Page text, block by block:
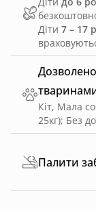
Кіт, Мала
25кг); Без
Діти 7 – 17
Палити